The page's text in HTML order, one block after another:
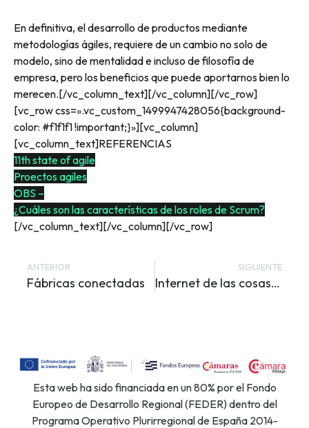
En definitiva, el desarrollo de productos mediante
metodologías ágiles, requiere de un cambio no solo de
modelo, sino de mentalidad e incluso de filosofía de
empresa, pero los beneficios que puede aportarnos bien lo
merecen.[/vc_column_text][/vc_column][/vc_row]
[vc_row css=».vc_custom_1499947428056{background-
color: #f1f1f1 !important;}»][vc_column]
[vc_column_text]REFERENCIAS
11th state of agile
Proectos agiles
OBS –
¿Cuáles son las características de los roles de Scrum?
[/vc_column_text][/vc_column][/vc_row]
ANTERIOR
Fábricas conectadas
SIGUIENTE
Internet de las cosas para mejorar la productividad de tu empresa
Esta web ha sido financiada en un 80% por el Fondo
Europeo de Desarrollo Regional (FEDER) dentro del
Programa Operativo Plurirregional de España 2014-